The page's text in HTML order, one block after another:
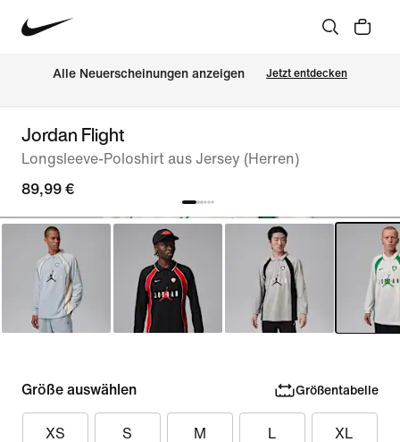
Alle Neuerscheinungen anzeigen Jetzt entdecken
Jordan Flight
Longsleeve-Poloshirt aus Jersey (Herren)
89,99 €
Größe auswählen Größentabelle
XS S M L XL